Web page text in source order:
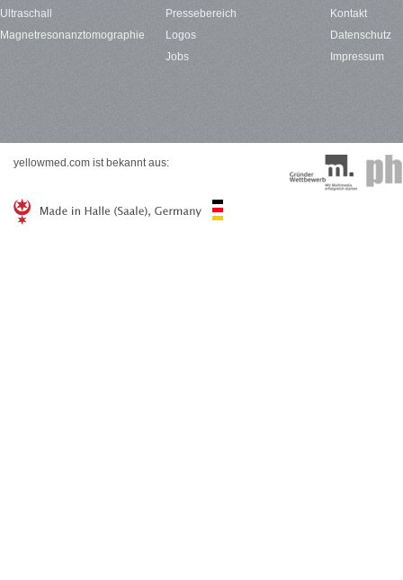
Ultraschall
Magnetresonanztomographie
Pressebereich
Logos
Jobs
Kontakt
Datenschutz
Impressum
yellowmed.com ist bekannt aus: